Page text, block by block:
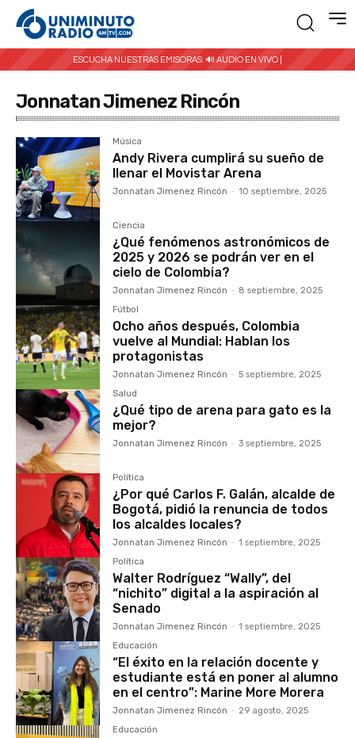
ESCUCHA NUESTRAS EMISORAS: 🔊 AUDIO EN VIVO |
Jonnatan Jimenez Rincón
Música
Andy Rivera cumplirá su sueño de
llenar el Movistar Arena
Jonnatan Jimenez Rincón - 10 septiembre, 2025
Ciencia
¿Qué fenómenos astronómicos de
2025 y 2026 se podrán ver en el
cielo de Colombia?
Jonnatan Jimenez Rincón - 8 septiembre, 2025
Fútbol
Ocho años después, Colombia
vuelve al Mundial: Hablan los
protagonistas
Jonnatan Jimenez Rincón - 5 septiembre, 2025
Salud
¿Qué tipo de arena para gato es la
mejor?
Jonnatan Jimenez Rincón - 3 septiembre, 2025
Política
¿Por qué Carlos F. Galán, alcalde de
Bogotá, pidió la renuncia de todos
los alcaldes locales?
Jonnatan Jimenez Rincón - 1 septiembre, 2025
Política
Walter Rodríguez “Wally”, del
“nichito” digital a la aspiración al
Senado
Jonnatan Jimenez Rincón - 1 septiembre, 2025
Educación
“El éxito en la relación docente y
estudiante está en poner al alumno
en el centro”: Marine More Morera
Jonnatan Jimenez Rincón - 29 agosto, 2025
Educación